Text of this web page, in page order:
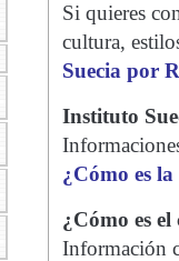
Si quieres
cultura,
Suecia por
Instituto
¿Cómo es la
¿Cómo es
Información